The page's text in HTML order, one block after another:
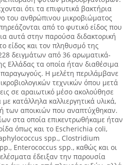
ότι τα επιφυτικά βακτήρια
του ανθρώπινου μικροβιώματος
από το φυτικό είδος που
αυτά στην παρούσα διδακτορική
είδος και τον πληθυσμό της
δειγμάτων από 36 αρωματικά-
Ελλάδας τα οποία ήταν διαθέσιμα
παραγωγούς. Η μελέτη περιλάμβανε
τεχνικών όπου μετά
σε αραιωτικό μέσο ακολούθησε
κατάλληλα καλλιεργητικά υλικά,
των αποικιών που αναπτύχθηκαν.
στα οποία επικεντρωθήκαμε ήταν
όπως και το Escherichia coli,
spp., Clostridium
Enterococcus spp., καθώς και οι
έδειξαν την παρουσία